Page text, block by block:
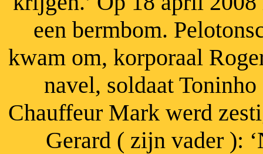
een bermbom.
kwam om, korporaal
navel, soldaat
Chauffeur Mark werd
Gerard ( zijn vader ):